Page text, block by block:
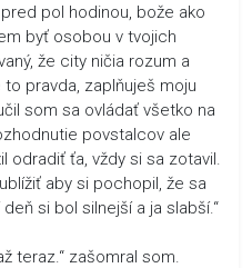
pol hodinou, bože ako
byť osobou v tvojich
že city ničia rozum a
pravda, zaplňuješ moju
som sa ovládať všetko na
povstalcov ale
odradiť ťa, vždy si sa zotavil.
aby si pochopil, že sa
si bol silnejší a ja slabší.“
teraz.“ zašomral som.